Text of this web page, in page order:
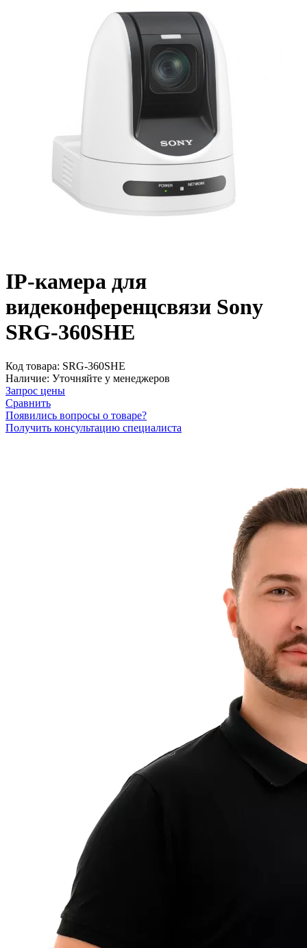
IP-камера для
видеконференцсвязи Sony
SRG-360SHE
Код товара: SRG-360SHE
Наличие: Уточняйте у менеджеров
Запрос цены
Сравнить
Появились вопросы о товаре?
Получить консультацию специалиста